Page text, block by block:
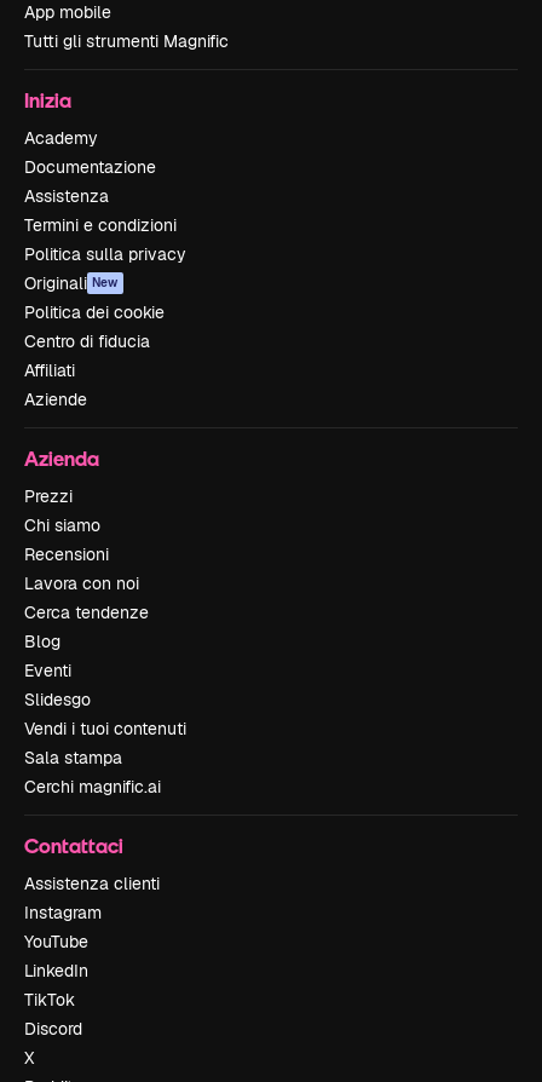
App mobile
Tutti gli strumenti Magnific
Inizia
Academy
Documentazione
Assistenza
Termini e condizioni
Politica sulla privacy
Originali New
Politica dei cookie
Centro di fiducia
Affiliati
Aziende
Azienda
Prezzi
Chi siamo
Recensioni
Lavora con noi
Cerca tendenze
Blog
Eventi
Slidesgo
Vendi i tuoi contenuti
Sala stampa
Cerchi magnific.ai
Contattaci
Assistenza clienti
Instagram
YouTube
LinkedIn
TikTok
Discord
X